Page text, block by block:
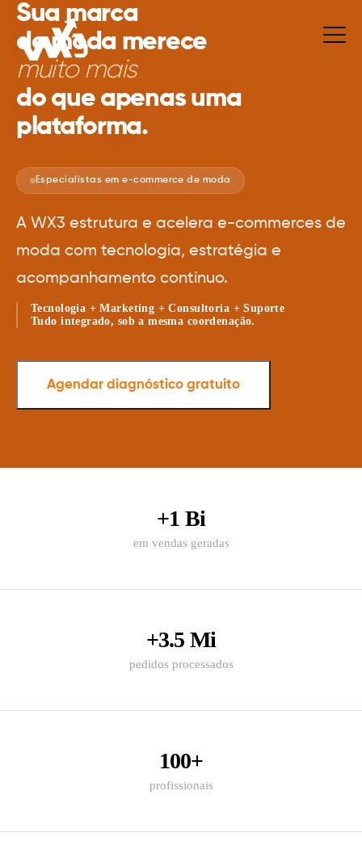
Sua marca
de moda merece
muito mais
do que apenas uma
plataforma.
Especialistas em e-commerce de moda
A WX3 estrutura e acelera e-commerces de
moda com tecnologia, estratégia e
acompanhamento contínuo.
Tecnologia + Marketing + Consultoria + Suporte
Tudo integrado, sob a mesma coordenação.
Agendar diagnóstico gratuito
+1 Bi
em vendas geradas
+3.5 Mi
pedidos processados
100+
profissionais